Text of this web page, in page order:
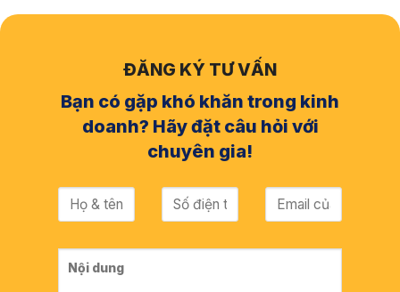
ĐĂNG KÝ TƯ VẤN
Bạn có gặp khó khăn trong kinh
doanh? Hãy đặt câu hỏi với
chuyên gia!